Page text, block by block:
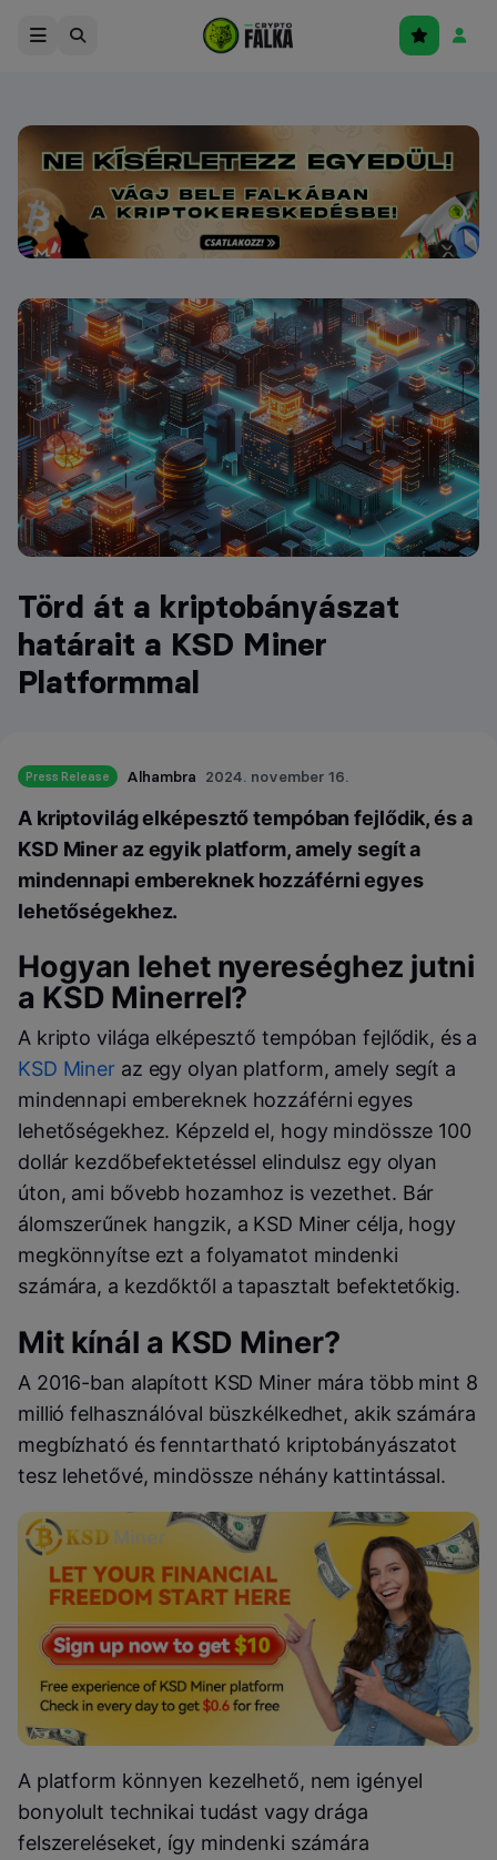
Törd át a kriptobányászat
határait a KSD Miner
Platformmal
Press Release Alhambra 2024. november 16.
A kriptovilág elképesztő tempóban fejlődik, és a
KSD Miner az egyik platform, amely segít a
mindennapi embereknek hozzáférni egyes
lehetőségekhez.
Hogyan lehet nyereséghez jutni
a KSD Minerrel?
A kripto világa elképesztő tempóban fejlődik, és a
KSD Miner az egy olyan platform, amely segít a
mindennapi embereknek hozzáférni egyes
lehetőségekhez. Képzeld el, hogy mindössze 100
dollár kezdőbefektetéssel elindulsz egy olyan
úton, ami bővebb hozamhoz is vezethet. Bár
álomszerűnek hangzik, a KSD Miner célja, hogy
megkönnyítse ezt a folyamatot mindenki
számára, a kezdőktől a tapasztalt befektetőkig.
Mit kínál a KSD Miner?
A 2016-ban alapított KSD Miner mára több mint 8
millió felhasználóval büszkélkedhet, akik számára
megbízható és fenntartható kriptobányászatot
tesz lehetővé, mindössze néhány kattintással.
A platform könnyen kezelhető, nem igényel
bonyolult technikai tudást vagy drága
felszereléseket, így mindenki számára